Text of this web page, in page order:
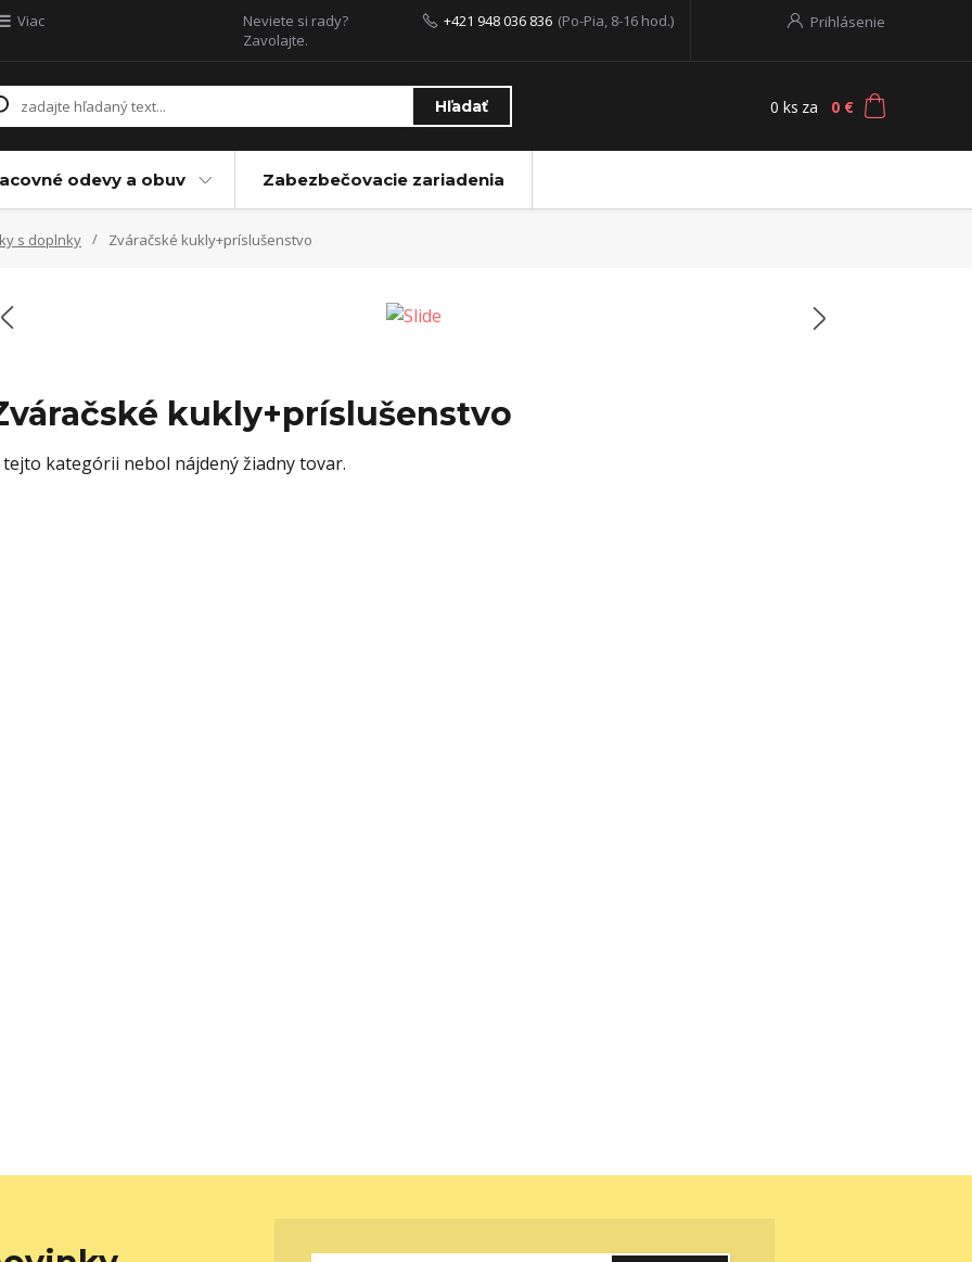
Viac Prihlásenie
Hľadať
Neviete si rady?
Zavolajte.
+421 948 036 836 (Po-Pia, 8-16 hod.)
0 ks za 0 €
odevy a obuv Zabezbečovacie zariadenia
s doplnky Zváračské kukly+príslušenstvo
kukly+príslušenstvo
tejto kategórii nebol nájdený žiadny tovar.